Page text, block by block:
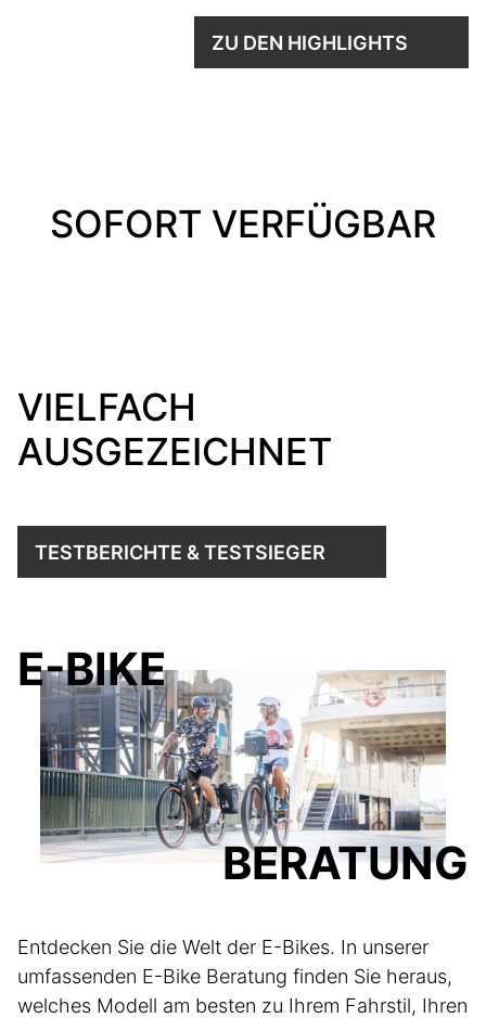
ZU DEN HIGHLIGHTS
SOFORT VERFÜGBAR
VIELFACH
AUSGEZEICHNET
TESTBERICHTE & TESTSIEGER
E-BIKE
BERATUNG
Entdecken Sie die Welt der E-Bikes. In unserer
umfassenden E-Bike Beratung finden Sie heraus,
welches Modell am besten zu Ihrem Fahrstil, Ihren